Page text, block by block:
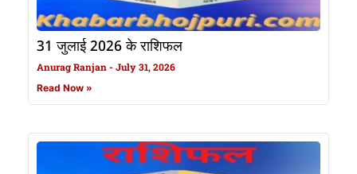
31 जुलाई 2026 के राशिफल
Anurag Ranjan July 31, 2026
Read Now »